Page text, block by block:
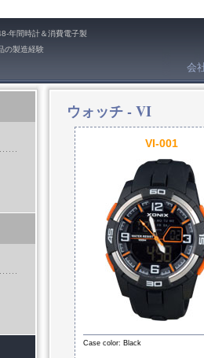
年間時計＆消費電子製
の製造経験
会
ウォッチ - VI
VI-001
Case color: Black